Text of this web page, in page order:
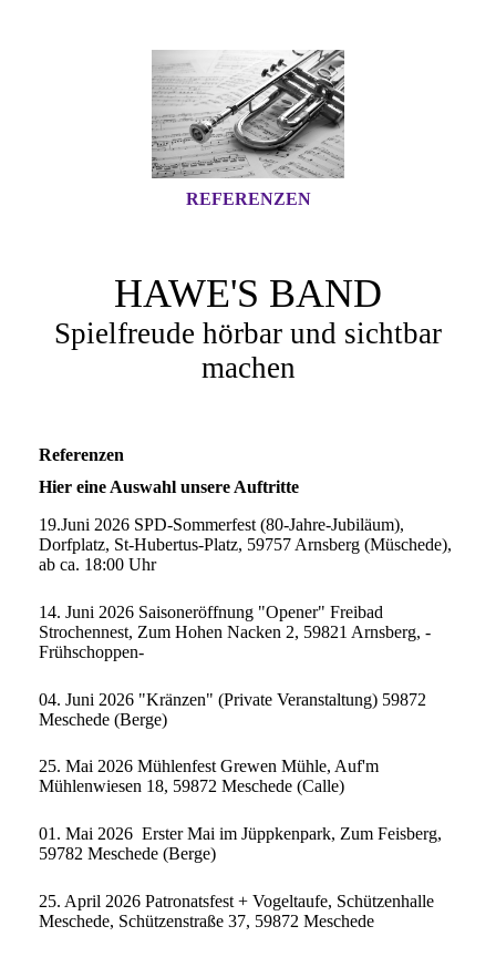
REFERENZEN
HAWE'S BAND
Spielfreude hörbar und sichtbar
machen
Referenzen
Hier eine Auswahl unsere Auftritte
19.Juni 2026 SPD-Sommerfest (80-Jahre-Jubiläum),
Dorfplatz, St-Hubertus-Platz, 59757 Arnsberg (Müschede),
ab ca. 18:00 Uhr
14. Juni 2026 Saisoneröffnung "Opener" Freibad
Strochennest, Zum Hohen Nacken 2, 59821 Arnsberg, -
Frühschoppen-
04. Juni 2026 "Kränzen" (Private Veranstaltung) 59872
Meschede (Berge)
25. Mai 2026 Mühlenfest Grewen Mühle, Auf'm
Mühlenwiesen 18, 59872 Meschede (Calle)
01. Mai 2026 Erster Mai im Jüppkenpark, Zum Feisberg,
59782 Meschede (Berge)
25. April 2026 Patronatsfest + Vogeltaufe, Schützenhalle
Meschede, Schützenstraße 37, 59872 Meschede